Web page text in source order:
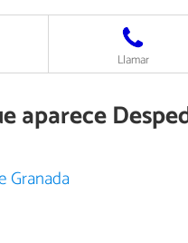
Llamar
aparece
Granada